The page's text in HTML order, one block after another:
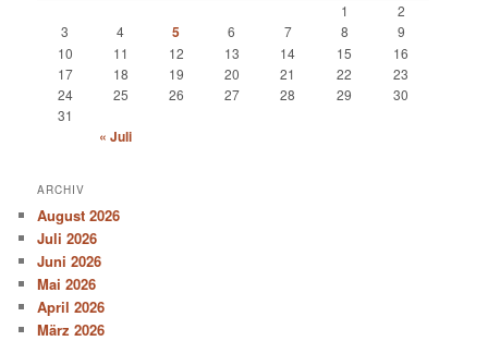
1
2
3
4 5 6 7 8
9
10
11 12 13 14 15
16
17
18 19 20 21 22
23
24
25 26 27 28 29
30
31
« Juli
ARCHIV
August 2026
Juli 2026
Juni 2026
Mai 2026
April 2026
März 2026